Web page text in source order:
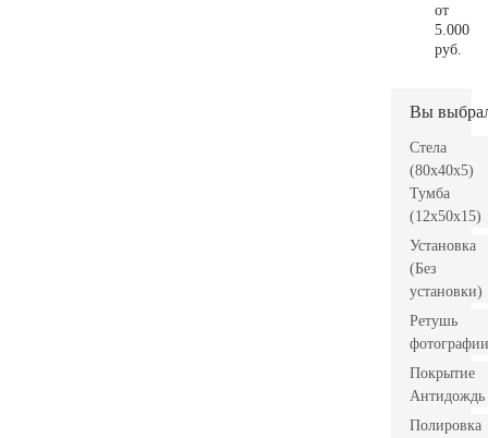
от
5.000
руб.
Вы
Стела
(80x40x5)
Тумба
(12x50x15)
Установка
(Без
установки)
Ретушь
фотографии
Покрытие
Антидождь
Полировка